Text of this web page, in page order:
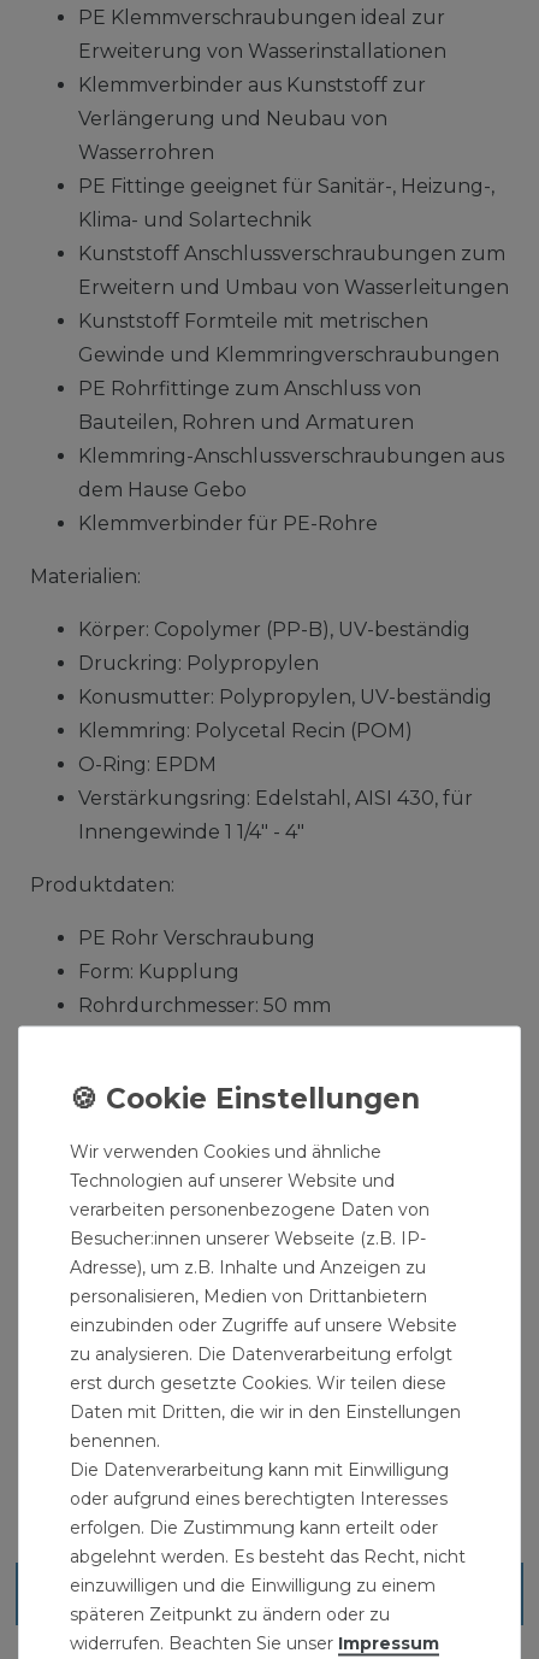
PE Klemmverschraubungen ideal zur
Erweiterung von Wasserinstallationen
Klemmverbinder aus Kunststoff zur
Verlängerung und Neubau von
Wasserrohren
PE Fittinge geeignet für Sanitär-, Heizung-,
Klima- und Solartechnik
Kunststoff Anschlussverschraubungen zum
Erweitern und Umbau von Wasserleitungen
Kunststoff Formteile mit metrischen
Gewinde und Klemmringverschraubungen
PE Rohrfittinge zum Anschluss von
Bauteilen, Rohren und Armaturen
Klemmring-Anschlussverschraubungen aus
dem Hause Gebo
Klemmverbinder für PE-Rohre
Materialien:
Körper: Copolymer (PP-B), UV-beständig
Druckring: Polypropylen
Konusmutter: Polypropylen, UV-beständig
Klemmring: Polycetal Recin (POM)
O-Ring: EPDM
Verstärkungsring: Edelstahl, AISI 430, für
Innengewinde 1 1/4" - 4"
Produktdaten:
PE Rohr Verschraubung
Form: Kupplung
Rohrdurchmesser: 50 mm
DVGW-Zulassung
Hersteller: Gebo
Herstellernummer: 130250
Lieferumfang: PE Rohr Kupplung
Verschraubung 50 mm 1 1/2 Zoll Muffe
Passende PE-Rohre und PE-Trinkwasserrohre
finden sie in unserem Sortiment und weitere
Ähnliche Artikel
Wir verwenden Cookies und ähnliche
Technologien auf unserer Website und
verarbeiten personenbezogene Daten von
Besucher:innen unserer Webseite (z.B. IP-
Adresse), um z.B. Inhalte und Anzeigen zu
personalisieren, Medien von Drittanbietern
einzubinden oder Zugriffe auf unsere Website
zu analysieren. Die Datenverarbeitung erfolgt
erst durch gesetzte Cookies. Wir teilen diese
Daten mit Dritten, die wir in den Einstellungen
benennen.
Die Datenverarbeitung kann mit Einwilligung
oder aufgrund eines berechtigten Interesses
erfolgen. Die Zustimmung kann erteilt oder
abgelehnt werden. Es besteht das Recht, nicht
einzuwilligen und die Einwilligung zu einem
späteren Zeitpunkt zu ändern oder zu
widerrufen. Beachten Sie unser Impressum